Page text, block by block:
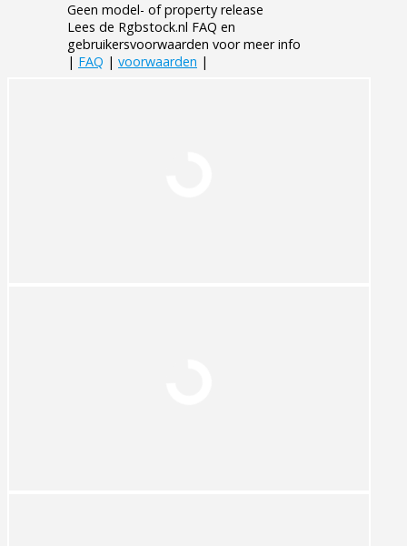
Geen model- of property release
Lees de Rgbstock.nl FAQ en
gebruikersvoorwaarden voor meer info
| FAQ | voorwaarden |